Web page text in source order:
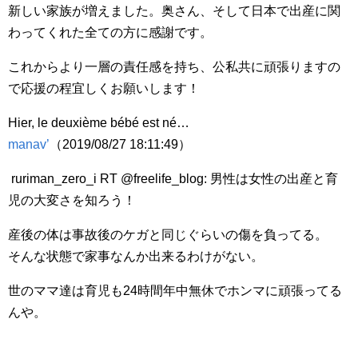
新しい家族が増えました。奥さん、そして日本で出産に関
わってくれた全ての方に感謝です。
これからより一層の責任感を持ち、公私共に頑張りますの
で応援の程宜しくお願いします！
Hier, le deuxième bébé est né…
manav’ （2019/08/27 18:11:49）
ruriman_zero_i RT @freelife_blog: 男性は女性の出産と育
児の大変さを知ろう！
産後の体は事故後のケガと同じぐらいの傷を負ってる。
そんな状態で家事なんか出来るわけがない。
世のママ達は育児も24時間年中無休でホンマに頑張ってる
んや。